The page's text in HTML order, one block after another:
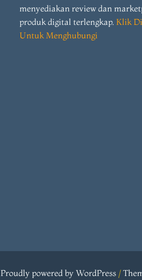
menyediakan review dan
produk digital terlengkap. Klik
Untuk Menghubungi
Proudly powered by WordPress /